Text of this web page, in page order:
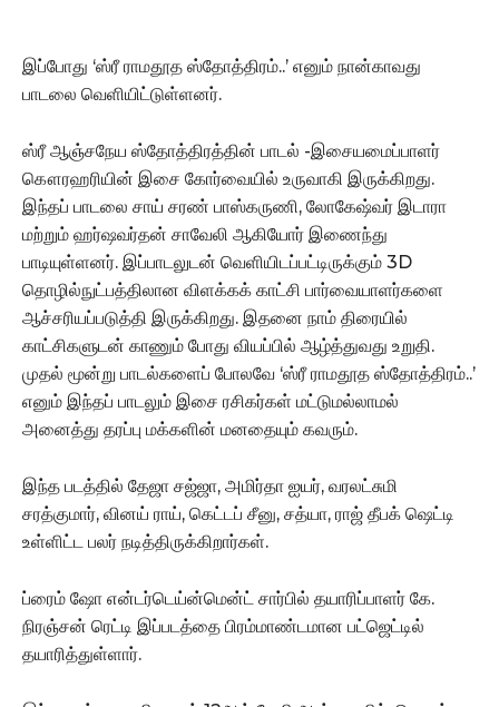
இப்போது ‘ஸ்ரீ ராமதூத ஸ்தோத்திரம்..’ எனும் நான்காவது
பாடலை வெளியிட்டுள்ளனர்.
ஸ்ரீ ஆஞ்சநேய ஸ்தோத்திரத்தின் பாடல் -இசையமைப்பாளர்
கௌரஹரியின் இசை கோர்வையில் உருவாகி இருக்கிறது.
இந்தப் பாடலை சாய் சரண் பாஸ்கருணி, லோகேஷ்வர் இடாரா
மற்றும் ஹர்ஷவர்தன் சாவேலி ஆகியோர் இணைந்து
பாடியுள்ளனர்.‌ இப்பாடலுடன் வெளியிடப்பட்டிருக்கும் 3D
தொழில்நுட்பத்திலான விளக்கக் காட்சி பார்வையாளர்களை
ஆச்சரியப்படுத்தி இருக்கிறது. இதனை நாம் திரையில்
காட்சிகளுடன் காணும் போது வியப்பில் ஆழ்த்துவது உறுதி.
முதல் மூன்று பாடல்களைப் போலவே ‘ஸ்ரீ ராமதூத ஸ்தோத்திரம்..’
எனும் இந்தப் பாடலும் இசை ரசிகர்கள் மட்டுமல்லாமல்
அனைத்து தரப்பு மக்களின் மனதையும் கவரும்.
இந்த படத்தில் தேஜா சஜ்ஜா, அமிர்தா ஐயர், வரலட்சுமி
சரத்குமார், வினய் ராய், கெட்டப் சீனு, சத்யா, ராஜ் தீபக் ஷெட்டி
உள்ளிட்ட பலர் நடித்திருக்கிறார்கள்.
ப்ரைம் ஷோ என்டர்டெய்ன்மென்ட் சார்பில் தயாரிப்பாளர் கே.
நிரஞ்சன் ரெட்டி இப்படத்தை பிரம்மாண்டமான பட்ஜெட்டில்
தயாரித்துள்ளார்.